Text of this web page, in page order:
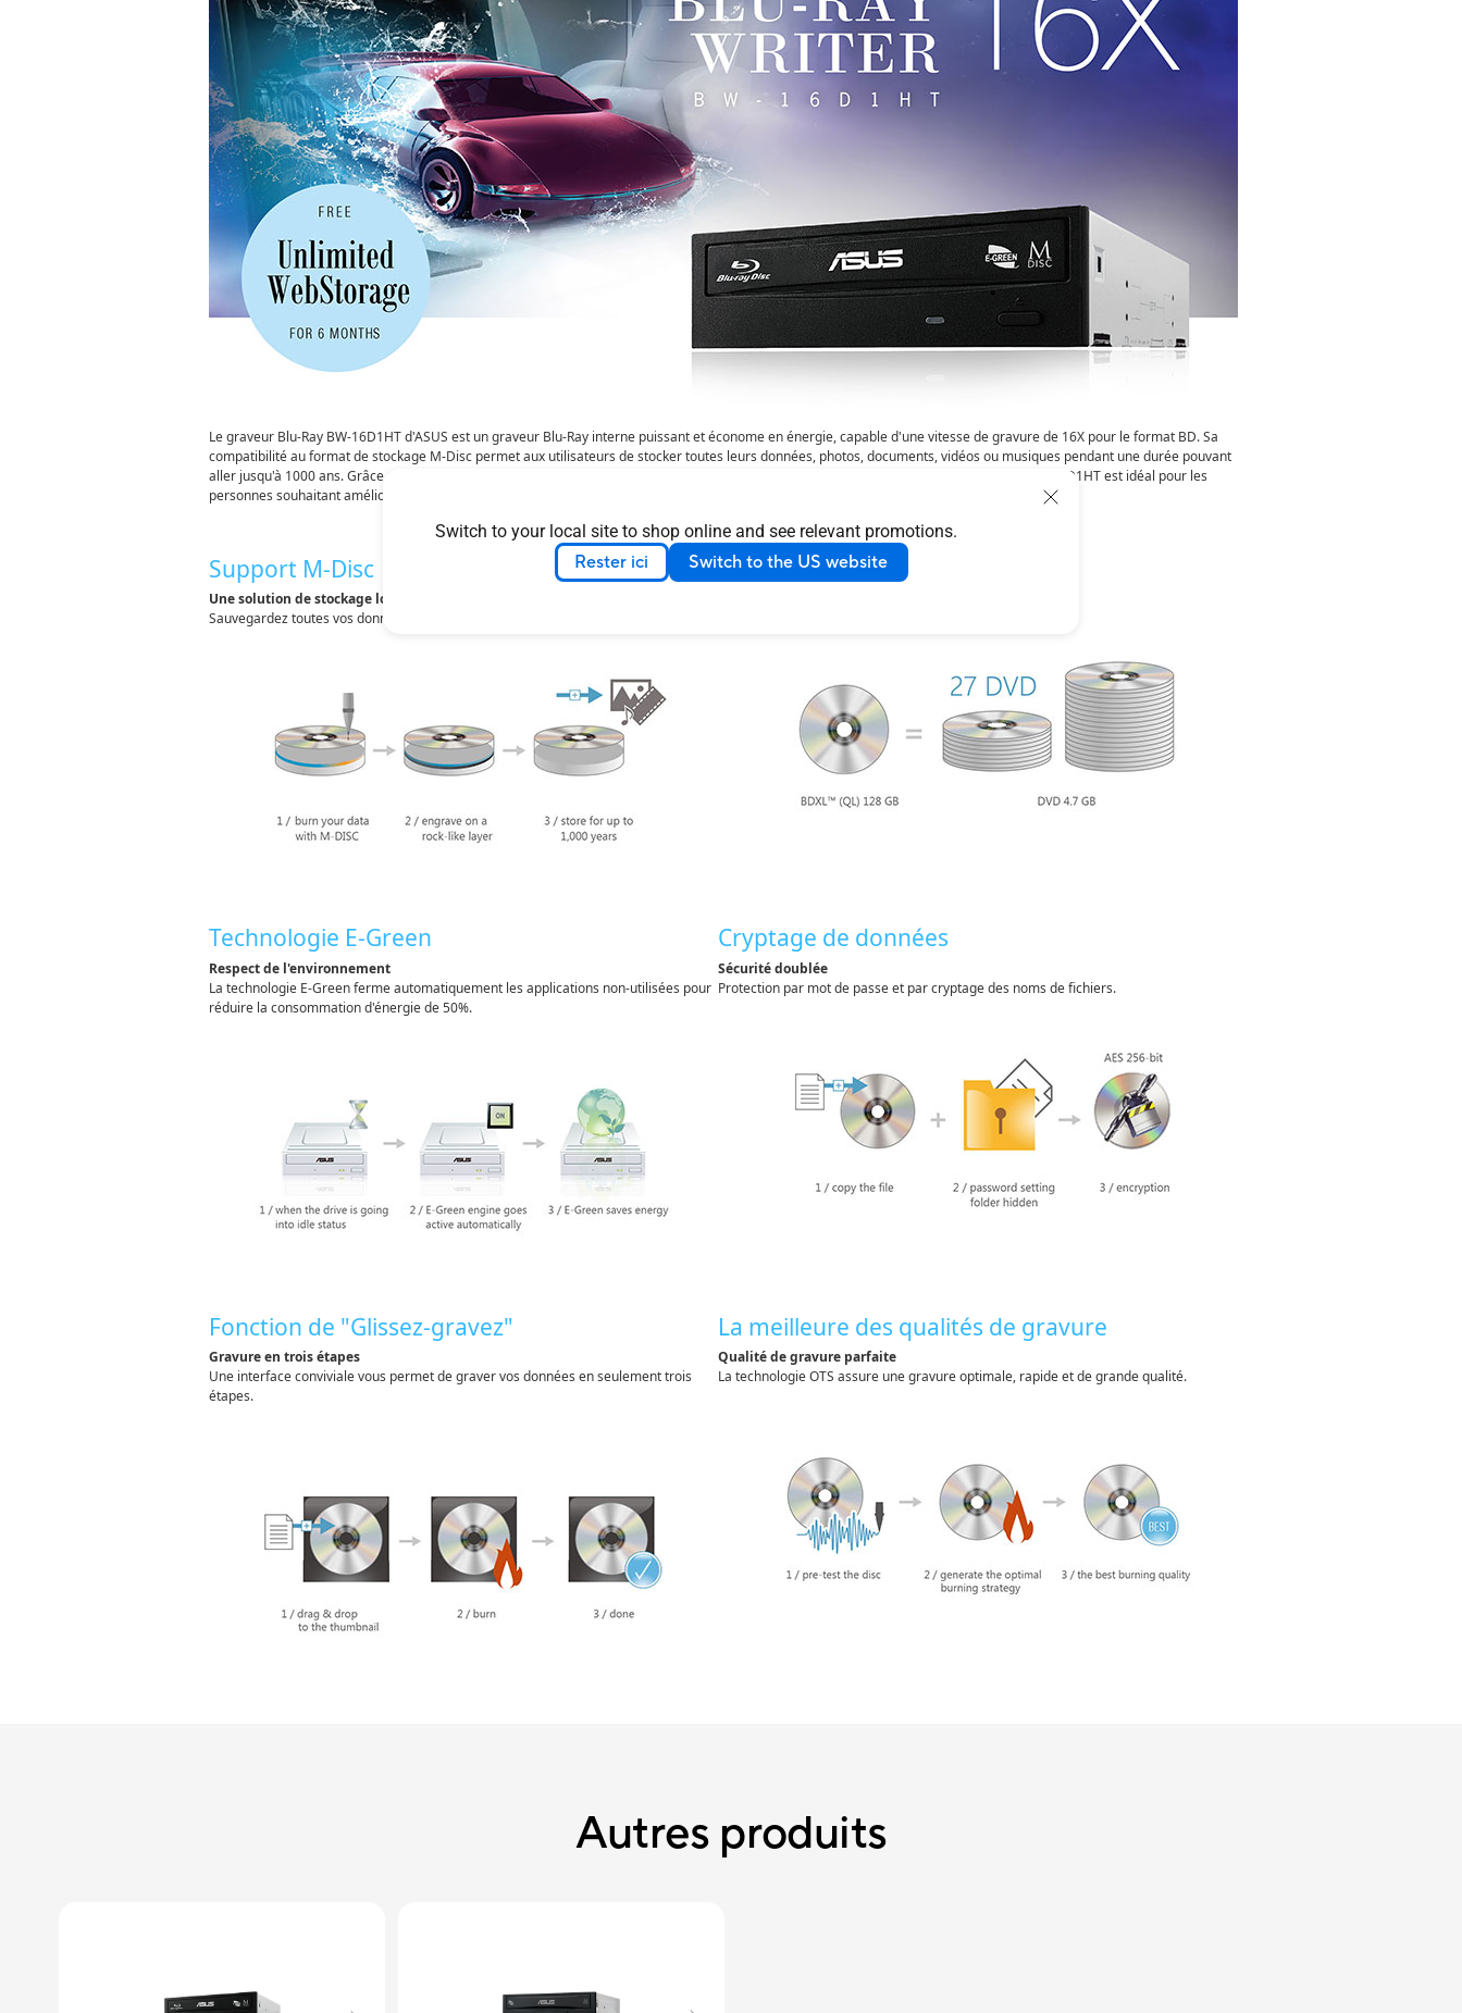
Switch to your local site to shop online and see relevant promotions.
Rester ici Switch to the US website
Le graveur Blu-Ray BW-16D1HT d'ASUS est un graveur Blu-Ray interne puissant et économe en énergie, capable d'une vitesse de gravure de 16X pour le format BD. Sa
compatibilité au format de stockage M-Disc permet aux utilisateurs de stocker toutes leurs données, photos, documents, vidéos ou musiques pendant une durée pouvant
aller jusqu'à 1000 ans. Grâce au support du format BDXL, ils pourront sauvegarder jusqu'à 128 Go de données sur un même disque. Le BW-16D1HT est idéal pour les
personnes souhaitant améliorer leur solution de stockage.
Support M-Disc
Une solution de stockage longue durée
Sauvegardez toutes vos données les plus précieuses.
Support BDXL
Technologie E-Green
Respect de l'environnement
La technologie E-Green ferme automatiquement les applications non-utilisées pour
réduire la consommation d'énergie de 50%.
Cryptage de données
Sécurité doublée
Protection par mot de passe et par cryptage des noms de fichiers.
Fonction de "Glissez-gravez"
Gravure en trois étapes
Une interface conviviale vous permet de graver vos données en seulement trois
étapes.
La meilleure des qualités de gravure
Qualité de gravure parfaite
La technologie OTS assure une gravure optimale, rapide et de grande qualité.
Autres produits